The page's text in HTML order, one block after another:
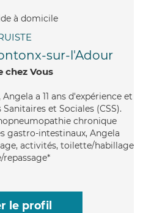
sur-l'Adour
chez Vous
a 11 ans d'expérience et
et Sociales (CSS).
chronique
gastro-intestinaux, Angela
activités, toilette/habillage
repassage*
le profil